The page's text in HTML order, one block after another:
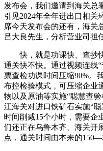
发布会，我们邀请到海关总
引见2024年全年进出口相关
席今天发布会的还有，海关
吕大良先生，分析营业司担
快，就是功课快、查抄快
通关快不快。通过视频连线
票查检功课时间压缩90%。
布控检验模式，可压缩企业
物以及原油等实施“聪慧查
江海关对进口铁矿石实施“
时间削减15个小时，需要企
们还正在乌鲁木齐、海关开
点，通关时间由本来的